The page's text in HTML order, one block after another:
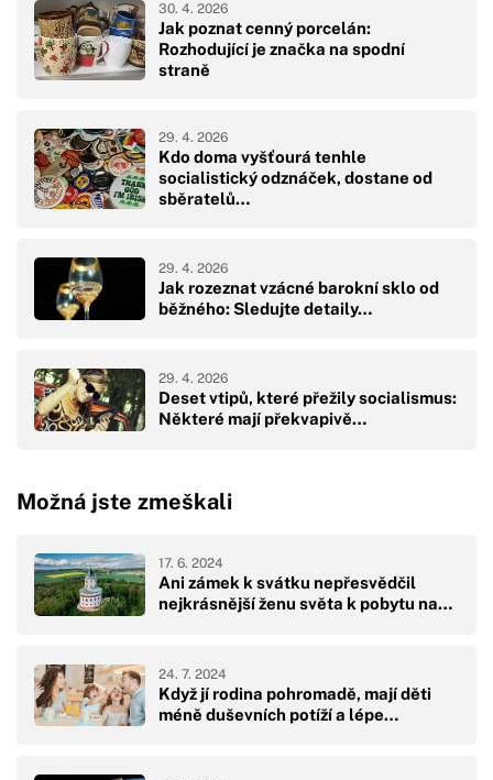
Jak poznat cenný porcelán:
Rozhodující je značka na spodní
straně
30. 4. 2026
Kdo doma vyšťourá tenhle
socialistický odznáček, dostane od
sběratelů…
29. 4. 2026
Jak rozeznat vzácné barokní sklo od
běžného: Sledujte detaily…
29. 4. 2026
Deset vtipů, které přežily socialismus:
Některé mají překvapivě…
29. 4. 2026
Možná jste zmeškali
Ani zámek k svátku nepřesvědčil
nejkrásnější ženu světa k pobytu na…
17. 6. 2024
Když jí rodina pohromadě, mají děti
méně duševních potíží a lépe…
24. 7. 2024